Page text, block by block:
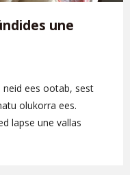
une
ees ootab, sest
olukorra ees.
lapse une vallas